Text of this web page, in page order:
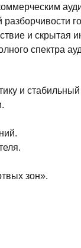
и скрытая
спектра
и стабильный
зон».